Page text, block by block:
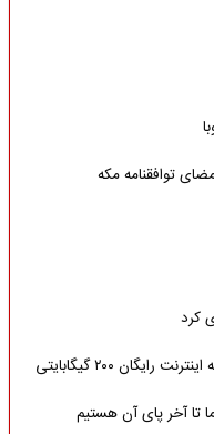
توافقنامه مکه
کرد
۲۰۰ گیگابایتی
تا آخر پای آن هستیم